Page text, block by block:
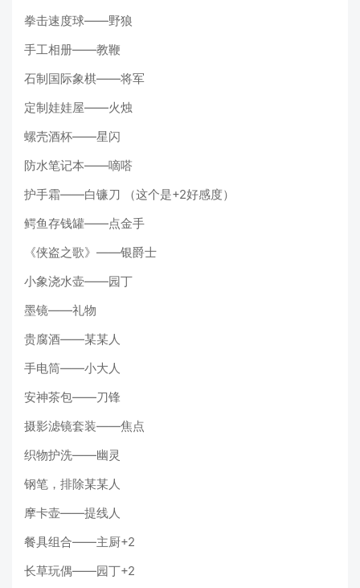
拳击速度球——野狼
手工相册——教鞭
石制国际象棋——将军
定制娃娃屋——火烛
螺壳酒杯——星闪
防水笔记本——嘀嗒
护手霜——白镰刀 （这个是+2好感度）
鳄鱼存钱罐——点金手
《侠盗之歌》——银爵士
小象浇水壶——园丁
墨镜——礼物
贵腐酒——某某人
手电筒——小大人
安神茶包——刀锋
摄影滤镜套装——焦点
织物护洗——幽灵
钢笔，排除某某人
摩卡壶——提线人
餐具组合——主厨+2
长草玩偶——园丁+2